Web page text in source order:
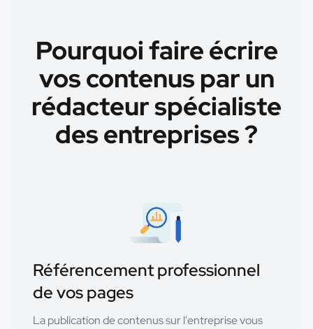
Pourquoi faire écrire
vos contenus par un
rédacteur spécialiste
des entreprises ?
Référencement professionnel
de vos pages
La publication de contenus sur l'entreprise vous